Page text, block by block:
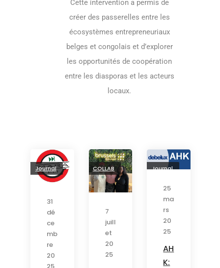
Cette intervention a permis de
créer des passerelles entre les
écosystèmes entrepreneuriaux
belges et congolais et d’explorer
les opportunités de coopération
entre les diasporas et les acteurs
locaux.
Journal
31
dé
ce
mb
re
20
COLLAB
7
juill
et
20
25
Journal
25
ma
rs
20
25
AH
K: